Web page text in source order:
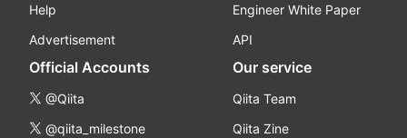
Help
Advertisement
Engineer White Paper
API
Official Accounts
@Qiita
@qiita_milestone
Our service
Qiita Team
Qiita Zine